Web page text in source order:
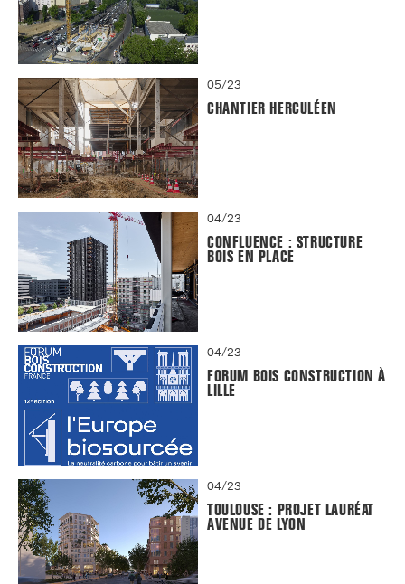
05/23
CHANTIER HERCULÉEN
04/23
CONFLUENCE : STRUCTURE
BOIS EN PLACE
04/23
FORUM BOIS CONSTRUCTION À
LILLE
04/23
TOULOUSE : PROJET LAURÉAT
AVENUE DE LYON